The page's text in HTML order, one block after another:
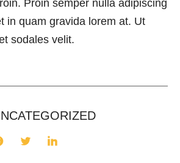
Proin semper nulla adipiscing
in quam gravida lorem at. Ut
sodales velit.